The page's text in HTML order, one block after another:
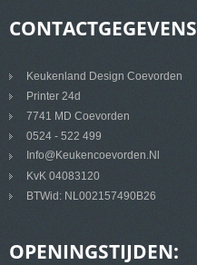
CONTACTGEGEVENS
Keukenland Design Coevorden
Printer 24d
7741 MD Coevorden
0524 - 522 499
Info@keukencoevorden.nl
KvK 04083120
BTWid: NL002157490B26
OPENINGSTIJDEN: